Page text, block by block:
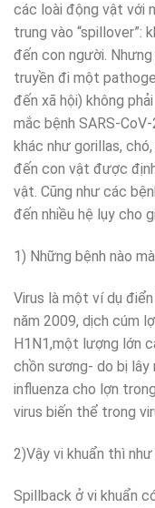
các loài động vật với
trung vào “spillover”:
đến con người.
truyền đi một
đến xã hội) không
mắc bệnh SARS-
khác như gorillas,
đến con vật được
vật. Cũng như các
đến nhiều hệ lụy cho
1) Những bệnh nào
Virus là một ví dụ
năm 2009, dịch cúm
H1N1,một lượng lớn
chồn sương- do bị lây
influenza cho lợn
virus biến thể trong
2)Vậy vi khuẩn thì
Spillback ở vi khuẩn